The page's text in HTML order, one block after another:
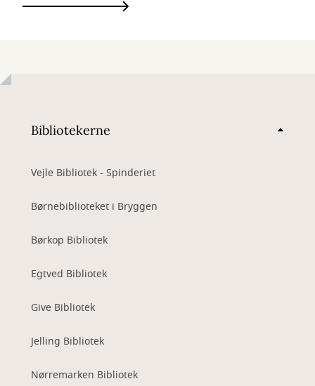
Bibliotekerne
Vejle Bibliotek - Spinderiet
Børnebiblioteket i Bryggen
Børkop Bibliotek
Egtved Bibliotek
Give Bibliotek
Jelling Bibliotek
Nørremarken Bibliotek